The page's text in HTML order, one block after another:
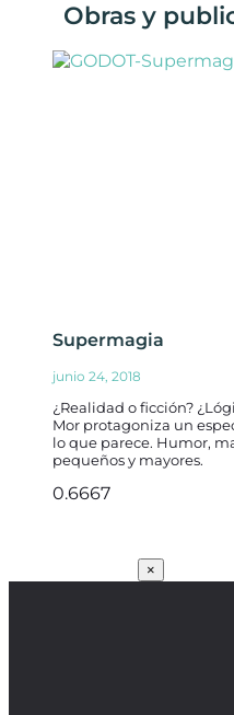
Obras y
Supermagia
junio 24, 2018
¿Realidad o ficción?
Mor protagoniza un
lo que parece. Humor,
pequeños y mayores.
×